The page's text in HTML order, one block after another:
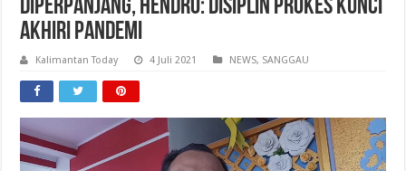
Diperpanjang, Hendro: Disiplin Prokes Kunci
Akhiri Pandemi
Kalimantan Today 4 Juli 2021 NEWS, SANGGAU